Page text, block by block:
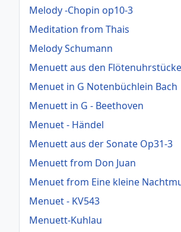
Melody -Chopin op10-3
Meditation from Thais
Melody Schumann
Menuett aus den
Menuet in G Notenbüchlein Bach
Menuett in G - Beethoven
Menuet - Händel
Menuett aus der Sonate Op31-3
Menuett from Don Juan
Menuet from Eine kleine
Menuet - KV543
Menuett-Kuhlau